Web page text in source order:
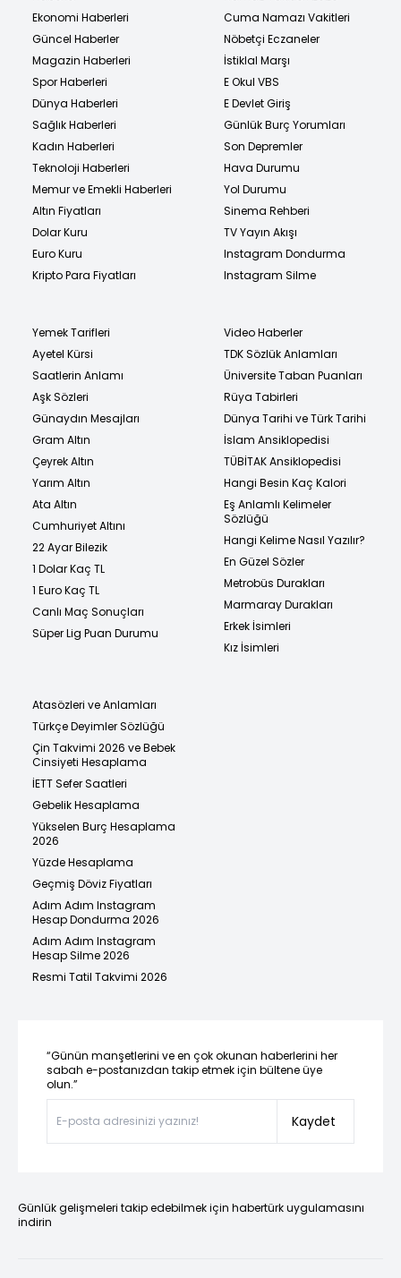
Ekonomi Haberleri
Güncel Haberler
Magazin Haberleri
Spor Haberleri
Dünya Haberleri
Sağlık Haberleri
Kadın Haberleri
Teknoloji Haberleri
Memur ve Emekli Haberleri
Altın Fiyatları
Dolar Kuru
Euro Kuru
Kripto Para Fiyatları
Cuma Namazı Vakitleri
Nöbetçi Eczaneler
İstiklal Marşı
E Okul VBS
E Devlet Giriş
Günlük Burç Yorumları
Son Depremler
Hava Durumu
Yol Durumu
Sinema Rehberi
TV Yayın Akışı
Instagram Dondurma
Instagram Silme
Yemek Tarifleri
Ayetel Kürsi
Saatlerin Anlamı
Aşk Sözleri
Günaydın Mesajları
Gram Altın
Çeyrek Altın
Yarım Altın
Ata Altın
Cumhuriyet Altını
22 Ayar Bilezik
1 Dolar Kaç TL
1 Euro Kaç TL
Canlı Maç Sonuçları
Süper Lig Puan Durumu
Video Haberler
TDK Sözlük Anlamları
Üniversite Taban Puanları
Rüya Tabirleri
Dünya Tarihi ve Türk Tarihi
İslam Ansiklopedisi
TÜBİTAK Ansiklopedisi
Hangi Besin Kaç Kalori
Eş Anlamlı Kelimeler
Sözlüğü
Hangi Kelime Nasıl Yazılır?
En Güzel Sözler
Metrobüs Durakları
Marmaray Durakları
Erkek İsimleri
Kız İsimleri
Atasözleri ve Anlamları
Türkçe Deyimler Sözlüğü
Çin Takvimi 2026 ve Bebek
Cinsiyeti Hesaplama
İETT Sefer Saatleri
Gebelik Hesaplama
Yükselen Burç Hesaplama
2026
Yüzde Hesaplama
Geçmiş Döviz Fiyatları
Adım Adım Instagram
Hesap Dondurma 2026
Adım Adım Instagram
Hesap Silme 2026
Resmi Tatil Takvimi 2026
“Günün manşetlerini ve en çok okunan haberlerini her
sabah e-postanızdan takip etmek için bültene üye
olun.”
Kaydet
Günlük gelişmeleri takip edebilmek için habertürk uygulamasını
indirin